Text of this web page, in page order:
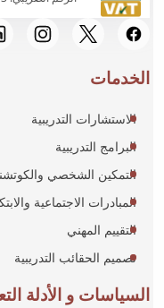
الخدمات
الاستشارات التدريبية
البرامج التدريبية
التمكين الشخصي
المبادرات الاجتماعية
التقييم المهني
تصميم الحقائب التدريبية
السياسات و الأدلة